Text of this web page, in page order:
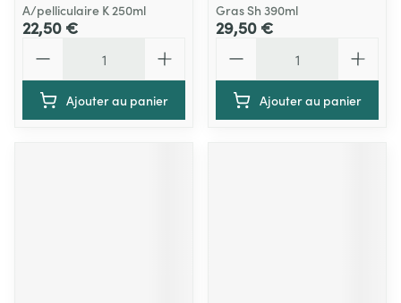
A/pelliculaire K 250ml
22,50 €
Ajouter au panier
Gras Sh 390ml
29,50 €
Ajouter au panier